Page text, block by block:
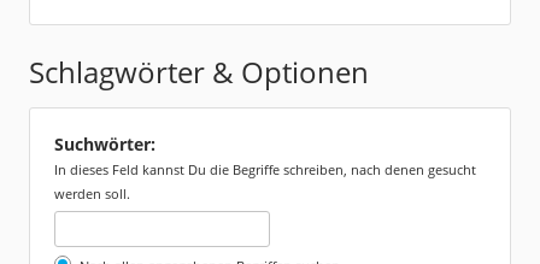
Schlagwörter & Optionen
Suchwörter:
In dieses Feld kannst Du die Begriffe schreiben, nach denen gesucht
werden soll.